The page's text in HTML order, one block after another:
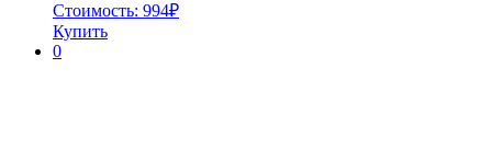
Стоимость: 994₽
Купить
0